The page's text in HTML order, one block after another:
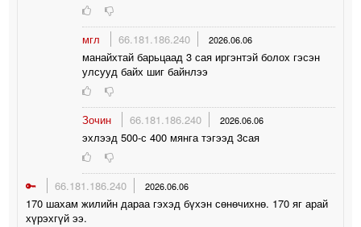
мгл 66.181.186.240 2026.06.06
манайхтай барьцаад 3 сая иргэнтэй болох гэсэн
улсууд байх шиг байнлээ
Зочин 66.181.186.240 2026.06.06
эхлээд 500-с 400 мянга тэгээд 3сая
🔑 66.181.186.240 2026.06.06
170 шахам жилийн дараа гэхэд бүхэн сөнөчихнө. 170 яг арай
хүрэхгүй ээ.